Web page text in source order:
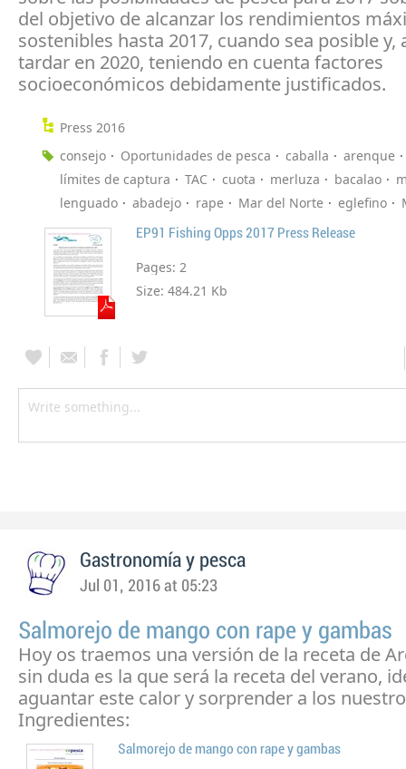
del objetivo de alcanzar los rendimientos
sostenibles hasta 2017, cuando sea posible y,
tardar en 2020, teniendo en cuenta factores
socioeconómicos debidamente justificados.
Press 2016
consejo
Oportunidades de pesca caballa
arenque
límites de captura
TAC cuota merluza bacalao
lenguado
abadejo rape Mar del Norte eglefino
EP91 Fishing Opps 2017 Press Release
Pages: 2
Size: 484.21 Kb
Gastronomía y pesca
Jul 01, 2016 at 05:23
Salmorejo de mango con rape y gambas
Hoy os traemos una versión de la receta de
sin duda es la que será la receta del verano,
aguantar este calor y sorprender a los
Ingredientes:
Salmorejo de mango con rape y gambas